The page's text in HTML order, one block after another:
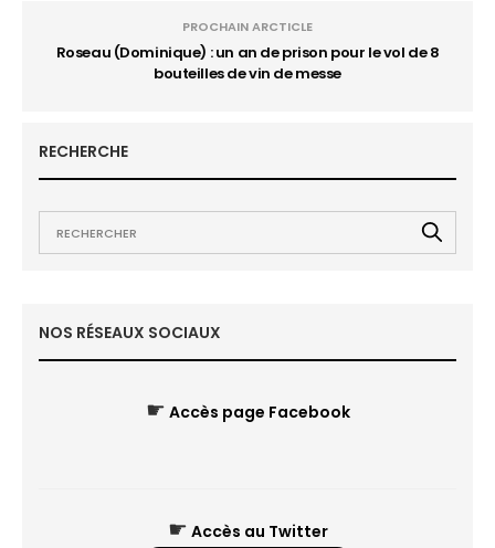
PROCHAIN ARCTICLE
Roseau (Dominique) : un an de prison pour le vol de 8
bouteilles de vin de messe
RECHERCHE
NOS RÉSEAUX SOCIAUX
☛ Accès page Facebook
☛ Accès au Twitter